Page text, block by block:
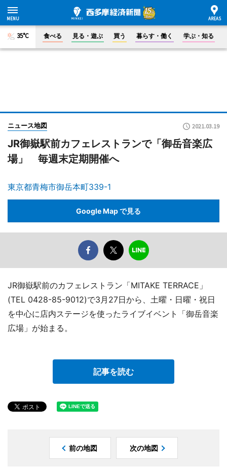
35°C 食べる 見る・遊ぶ 買う 暮らす・働く 学ぶ・知る
ニュース地図 2021.03.19
JR御嶽駅前カフェレストランで「御岳音楽広
場」 毎週末定期開催へ
東京都青梅市御岳本町339-1
Google Map で見る
JR御嶽駅前のカフェレストラン「MITAKE TERRACE」
(TEL 0428-85-9012)で3月27日から、土曜・日曜・祝日
を中心に店内ステージを使ったライブイベント「御岳音楽
広場」が始まる。
記事を読む
前の地図 次の地図